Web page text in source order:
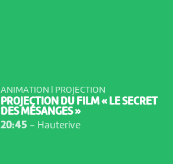
ANIMATION | PROJECTION
PROJECTION DU FILM « LE SECRET
DES MÉSANGES »
20:45 - Hauterive